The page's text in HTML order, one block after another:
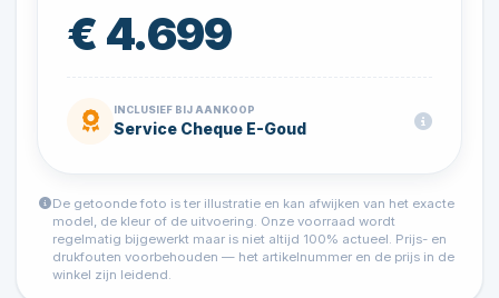
€ 4.699
INCLUSIEF BIJ AANKOOP
Service Cheque E-Goud
De getoonde foto is ter illustratie en kan afwijken van het exacte
model, de kleur of de uitvoering. Onze voorraad wordt
regelmatig bijgewerkt maar is niet altijd 100% actueel. Prijs- en
drukfouten voorbehouden — het artikelnummer en de prijs in de
winkel zijn leidend.